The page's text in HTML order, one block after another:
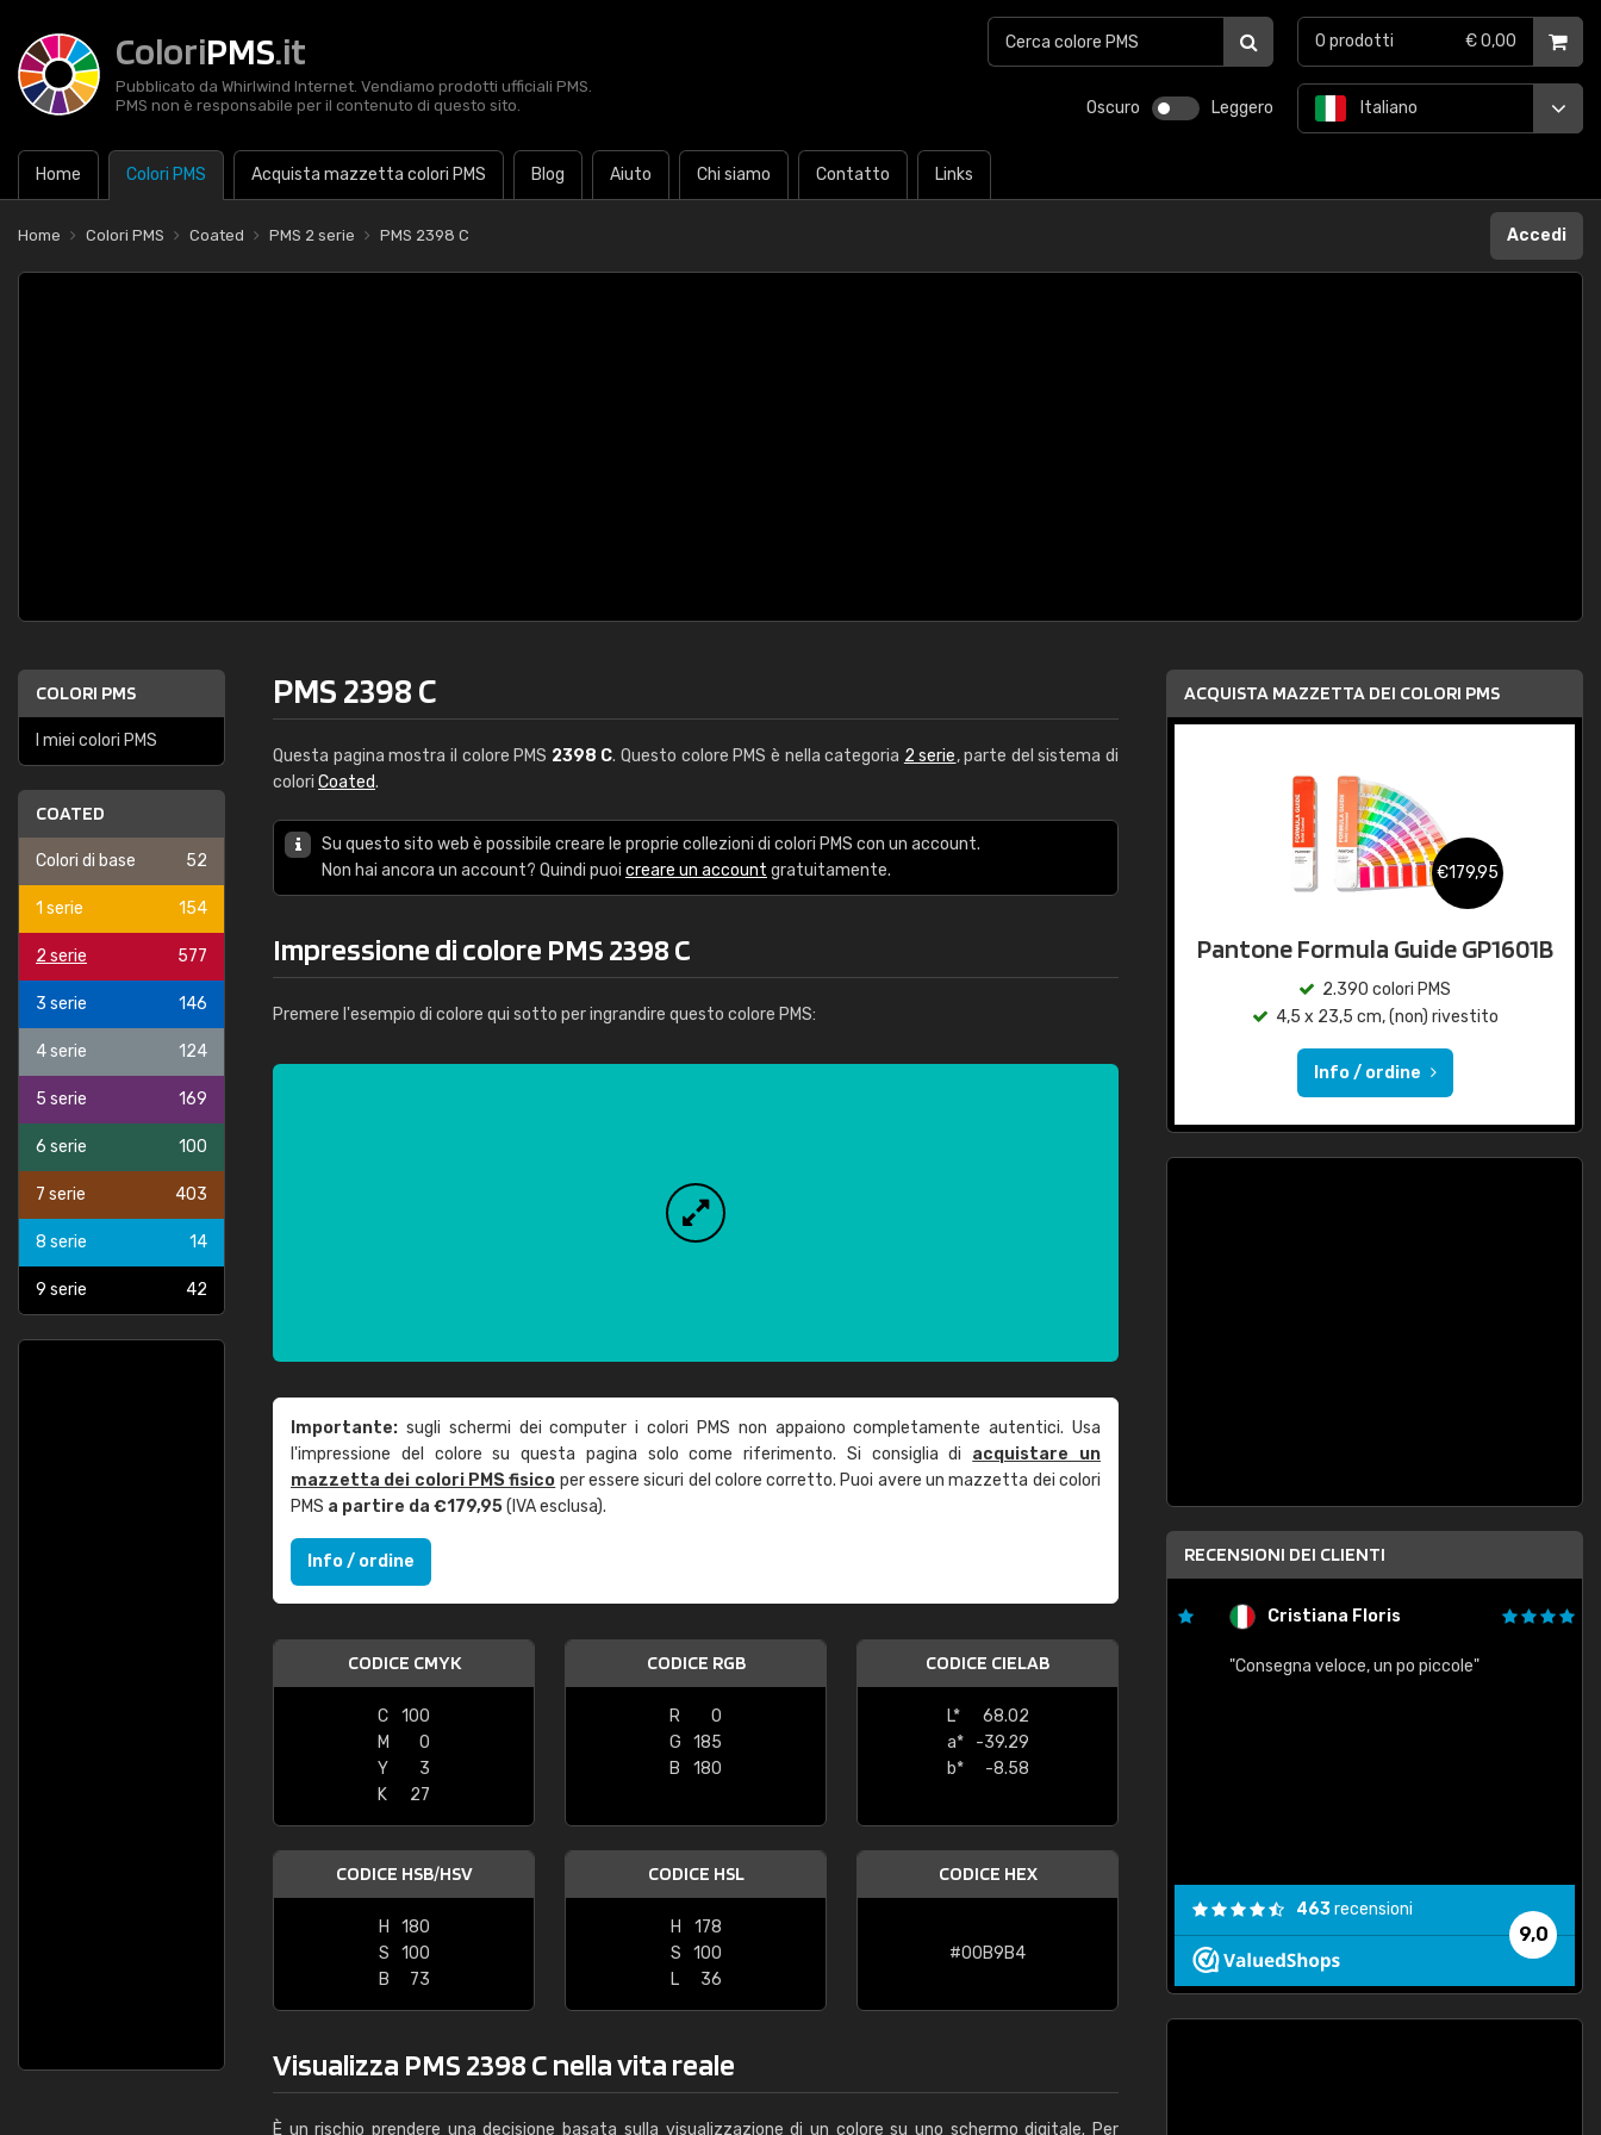
ColoriPMS.it
Pubblicato da Whirlwind Internet. Vendiamo prodotti ufficiali PMS.
PMS non è responsabile per il contenuto di questo sito.
Oscuro Leggero
Home Colori PMS Acquista mazzetta colori PMS Blog Aiuto Chi siamo Contatto Links
Italiano
0 prodotti € 0,00
Home Colori PMS Coated PMS 2 serie PMS 2398 C Accedi
COLORI PMS
I miei colori PMS
COATED
Colori di base 52
1 serie 154
2 serie 577
3 serie 146
4 serie 124
5 serie 169
6 serie 100
7 serie 403
8 serie 14
9 serie 42
PMS 2398 C
Questa pagina mostra il colore PMS 2398 C. Questo colore PMS è nella categoria 2 serie, parte del sistema di
colori Coated.
Su questo sito web è possibile creare le proprie collezioni di colori PMS con un account.
Non hai ancora un account? Quindi puoi creare un account gratuitamente.
Impressione di colore PMS 2398 C
Premere l'esempio di colore qui sotto per ingrandire questo colore PMS:
Importante: sugli schermi dei computer i colori PMS non appaiono completamente autentici. Usa
l'impressione del colore su questa pagina solo come riferimento. Si consiglia di acquistare un
mazzetta dei colori PMS fisico per essere sicuri del colore corretto. Puoi avere un mazzetta dei colori
PMS a partire da €179,95(IVA esclusa).
Info / ordine
CODICE CMYK
C
100
M
0
Y
3
K
27
CODICE RGB
R
0
G
185
B
180
CODICE CIELAB
L*
68.02
a*
-39.29
b*
-8.58
CODICE HSB/HSV
H
180
S
100
B
73
CODICE HSL
H
178
S
100
L
36
CODICE HEX
#00B9B4
Visualizza PMS 2398 C nella vita reale
È un rischio prendere una decisione basata sulla visualizzazione di un colore su uno schermo digitale. Per
ACQUISTA MAZZETTA DEI COLORI PMS
€179,95
Pantone Formula Guide GP1601B
2.390 colori PMS
4,5 x 23,5 cm, (non) rivestito
Info / ordine
RECENSIONI DEI CLIENTI
Cristiana Floris
"Consegna veloce, un po piccole"
9,0
463recensioni